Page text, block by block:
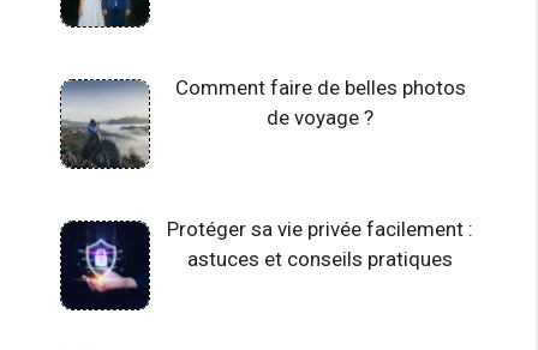
Comment faire de belles photos
de voyage ?
Protéger sa vie privée facilement :
astuces et conseils pratiques